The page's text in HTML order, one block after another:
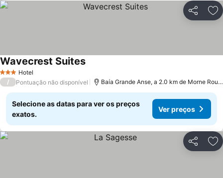
Partilhar
3 EstrelasHotel
Wavecrest Suites
/ Pontuação não disponível Baía Grande Anse, a 2.0 km de Morne Rouge Bay
Selecione as datas para ver os preços
exatos.
Ver preços
Partilhar